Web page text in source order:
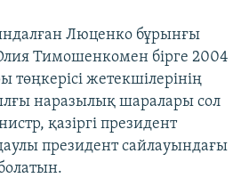
Люценко бұрынғы
Тимошенкомен бірге 2004
жетекшілерінің
наразылық шаралары сол
қазіргі президент
президент сайлауындағы